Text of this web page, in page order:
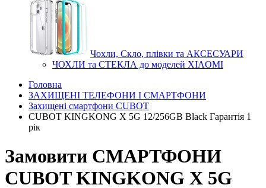
Чохли, Скло, плівки та АКСЕСУАРИ
ЧОХЛИ та СТЕКЛА до моделей XIAOMI
Головна
ЗАХИЩЕНІ ТЕЛЕФОНИ І СМАРТФОНИ
Захищені смартфони CUBOT
CUBOT KINGKONG X 5G 12/256GB Black Гарантія 1
рік
Замовити СМАРТФОНИ
CUBOT KINGKONG X 5G